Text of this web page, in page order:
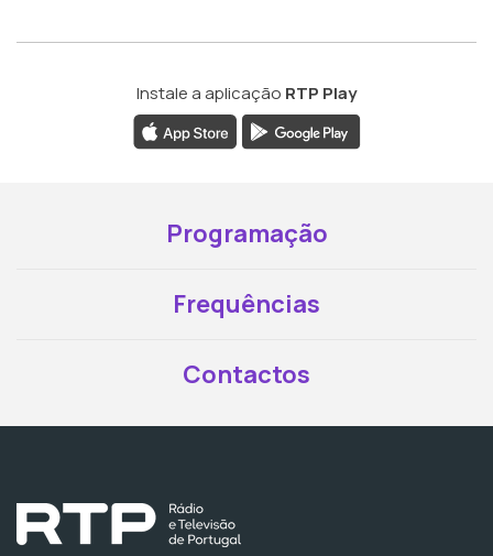
Instale a aplicação RTP Play
Programação
Frequências
Contactos